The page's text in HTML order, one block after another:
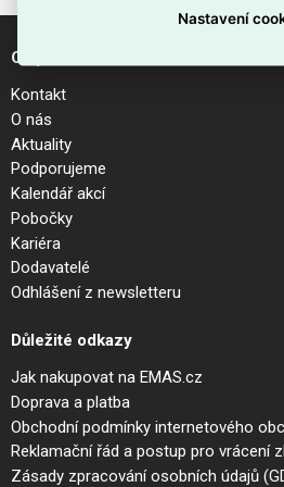
O společnosti
Kontakt
O nás
Aktuality
Podporujeme
Kalendář akcí
Pobočky
Kariéra
Dodavatelé
Odhlášení z newsletteru
Důležité odkazy
Jak nakupovat na EMAS.cz
Doprava a platba
Obchodní podmínky internetového
Reklamační řád a postup pro vrácení
Zásady zpracování osobních údajů
Nastavení